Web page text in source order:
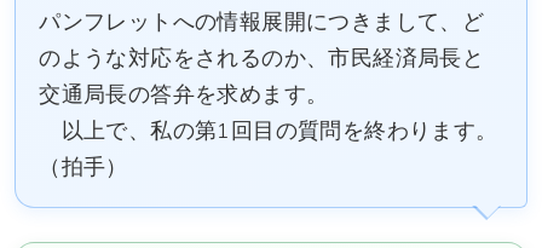
パンフレットへの情報展開につきまして、ど
のような対応をされるのか、市民経済局長と
交通局長の答弁を求めます。
以上で、私の第1回目の質問を終わります。
（拍手）